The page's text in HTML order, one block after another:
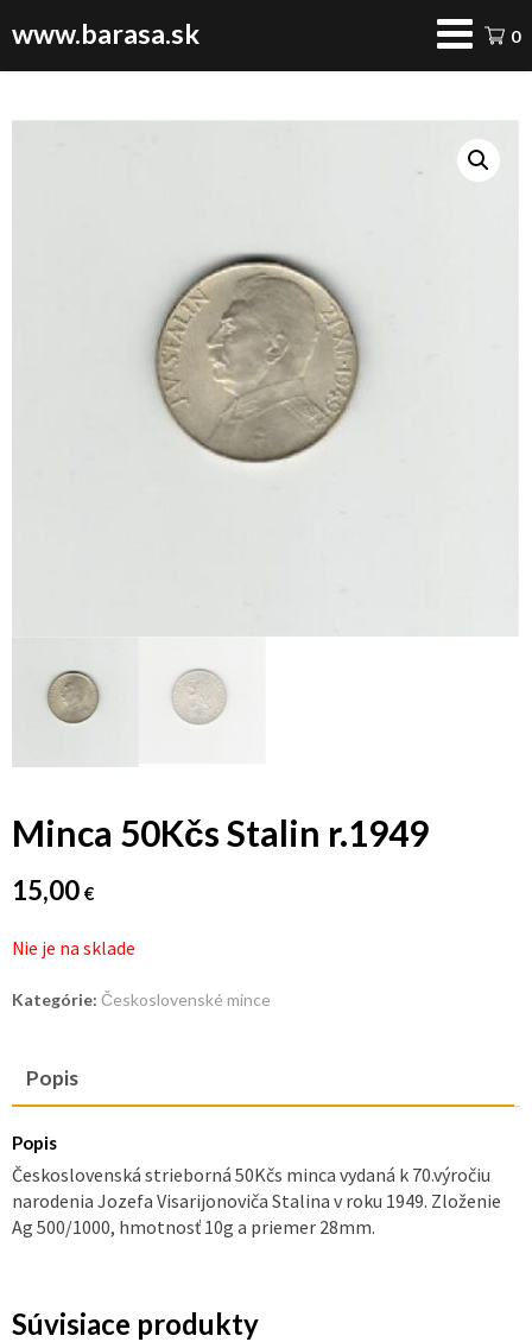
www.barasa.sk 0
Minca 50Kčs Stalin r.1949
15,00 €
Nie je na sklade
Kategórie: Československé mince
Popis
Popis
Československá strieborná 50Kčs minca vydaná k 70.výročiu
narodenia Jozefa Visarijonoviča Stalina v roku 1949. Zloženie
Ag 500/1000, hmotnosť 10g a priemer 28mm.
Súvisiace produkty